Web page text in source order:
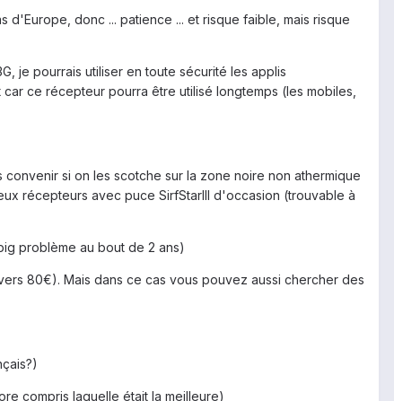
d'Europe, donc ... patience ... et risque faible, mais risque
je pourrais utiliser en toute sécurité les applis
ce récepteur pourra être utilisé longtemps (les mobiles,
si on les scotche sur la zone noire non athermique
récepteurs avec puce SirfStarIII d'occasion (trouvable à
problème au bout de 2 ans)
80€). Mais dans ce cas vous pouvez aussi chercher des
compris laquelle était la meilleure)